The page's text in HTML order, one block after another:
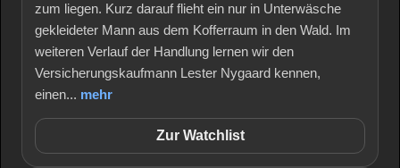
zum liegen. Kurz darauf flieht ein nur in Unterwäsche
gekleideter Mann aus dem Kofferraum in den Wald. Im
weiteren Verlauf der Handlung lernen wir den
Versicherungskaufmann Lester Nygaard kennen,
einen... mehr
Zur Watchlist